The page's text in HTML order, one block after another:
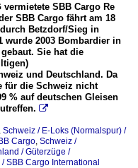
SBB Cargo Re
SBB Cargo fährt am 18
Betzdorf/Sieg in
wurde 2003 Bombardier in
Sie hat die
und Deutschland. Da
für die Schweiz nicht
% auf deutschen Gleisen

, Schweiz / E-Loks (Normalspur) /
Cargo, Schweiz /
/ Güterzüge /
SBB Cargo International